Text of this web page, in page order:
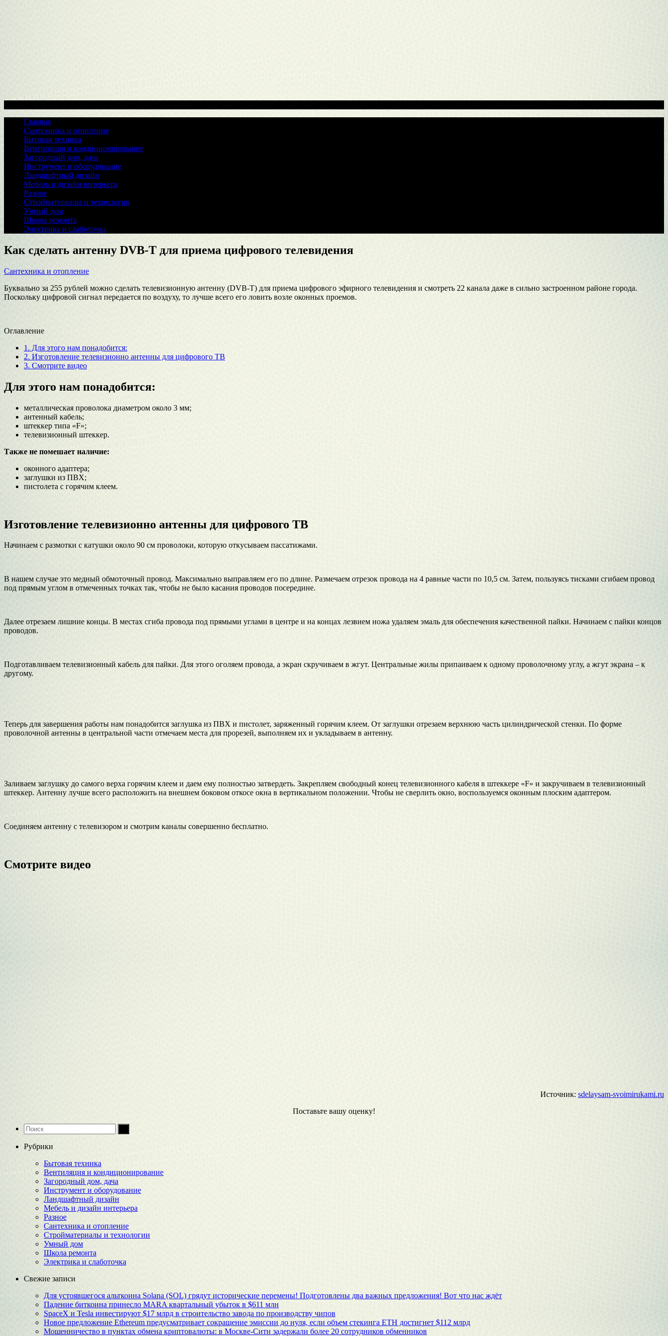
Главная
Сантехника и отопление
Бытовая техника
Вентиляция и кондиционирование
Загородный дом, дача
Инструмент и оборудование
Ландшафтный дизайн
Мебель и дизайн интерьера
Разное
Стройматериалы и технологии
Умный дом
Школа ремонта
Электрика и слаботочка
Как сделать антенну DVB-T для приема цифрового телевидения
Сантехника и отопление
Буквально за 255 рублей можно сделать телевизионную антенну (DVB-T) для приема цифрового эфирного телевидения и смотреть 22 канала даже в сильно застроенном районе города.
Поскольку цифровой сигнал передается по воздуху, то лучше всего его ловить возле оконных проемов.
Оглавление
1. Для этого нам понадобится:
2. Изготовление телевизионно антенны для цифрового ТВ
3. Смотрите видео
Для этого нам понадобится:
металлическая проволока диаметром около 3 мм;
антенный кабель;
штеккер типа «F»;
телевизионный штеккер.
Также не помешает наличие:
оконного адаптера;
заглушки из ПВХ;
пистолета с горячим клеем.
Изготовление телевизионно антенны для цифрового ТВ
Начинаем с размотки с катушки около 90 см проволоки, которую откусываем пассатижами.
В нашем случае это медный обмоточный провод. Максимально выправляем его по длине. Размечаем отрезок провода на 4 равные части по 10,5 см. Затем, пользуясь тисками сгибаем провод
под прямым углом в отмеченных точках так, чтобы не было касания проводов посередине.
Далее отрезаем лишние концы. В местах сгиба провода под прямыми углами в центре и на концах лезвием ножа удаляем эмаль для обеспечения качественной пайки. Начинаем с пайки концов
проводов.
Подготавливаем телевизионный кабель для пайки. Для этого оголяем провода, а экран скручиваем в жгут. Центральные жилы припаиваем к одному проволочному углу, а жгут экрана – к
другому.
Теперь для завершения работы нам понадобится заглушка из ПВХ и пистолет, заряженный горячим клеем. От заглушки отрезаем верхнюю часть цилиндрической стенки. По форме
проволочной антенны в центральной части отмечаем места для прорезей, выполняем их и укладываем в антенну.
Заливаем заглушку до самого верха горячим клеем и даем ему полностью затвердеть. Закрепляем свободный конец телевизионного кабеля в штеккере «F» и закручиваем в телевизионный
штеккер. Антенну лучше всего расположить на внешнем боковом откосе окна в вертикальном положении. Чтобы не сверлить окно, воспользуемся оконным плоским адаптером.
Соединяем антенну с телевизором и смотрим каналы совершенно бесплатно.
Смотрите видео
Источник: sdelaysam-svoimirukami.ru
Поставьте вашу оценку!
Рубрики
Бытовая техника
Вентиляция и кондиционирование
Загородный дом, дача
Инструмент и оборудование
Ландшафтный дизайн
Мебель и дизайн интерьера
Разное
Сантехника и отопление
Стройматериалы и технологии
Умный дом
Школа ремонта
Электрика и слаботочка
Свежие записи
Для устоявшегося альткоина Solana (SOL) грядут исторические перемены! Подготовлены два важных предложения! Вот что нас ждёт
Падение биткоина принесло MARA квартальный убыток в $611 млн
SpaceX и Tesla инвестируют $17 млрд в строительство завода по производству чипов
Новое предложение Ethereum предусматривает сокращение эмиссии до нуля, если объем стекинга ETH достигнет $112 млрд
Мошенничество в пунктах обмена криптовалюты: в Москве-Сити задержали более 20 сотрудников обменников